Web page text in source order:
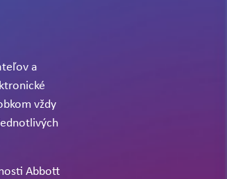
a
vždy
Abbott